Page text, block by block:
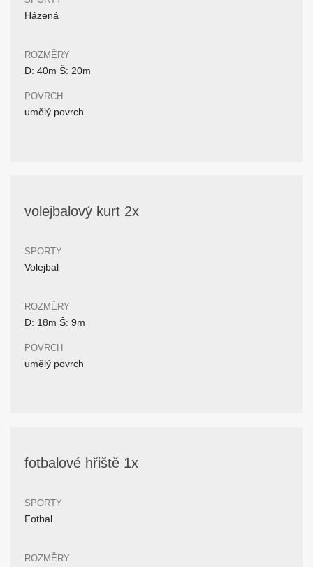
Házená
ROZMĚRY
D: 40m Š: 20m
POVRCH
umělý povrch
volejbalový kurt 2x
SPORTY
Volejbal
ROZMĚRY
D: 18m Š: 9m
POVRCH
umělý povrch
fotbalové hřiště 1x
SPORTY
Fotbal
ROZMĚRY